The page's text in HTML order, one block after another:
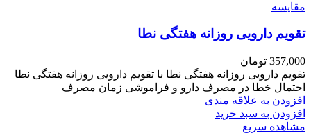
مقایسه
تقویم دارویی روزانه هفتگی نطا
357,000 تومان
تقویم دارویی روزانه هفتگی نطا با تقویم دارویی روزانه هفتگی نطا
احتمال خطا در مصرف دارو و فراموشی زمان مصرف
افزودن به علاقه مندی
افزودن به سبد خرید
مشاهده سریع